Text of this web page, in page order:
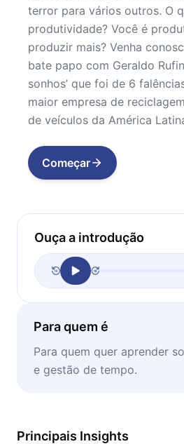
terror para vários outros. O
produtividade? Você é
produzir mais? Venha
bate papo com Geraldo
sonhos’ que foi de 6
maior empresa de
de veículos da América
Começar
Ouça a introdução
Para quem é
Para quem quer aprender
e gestão de tempo.
Principais Insights